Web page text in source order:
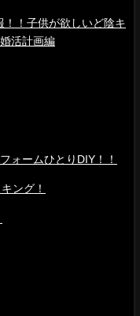
！！子供が欲しいど陰キ
活計画編
ォームひとりDIY！！
ング！